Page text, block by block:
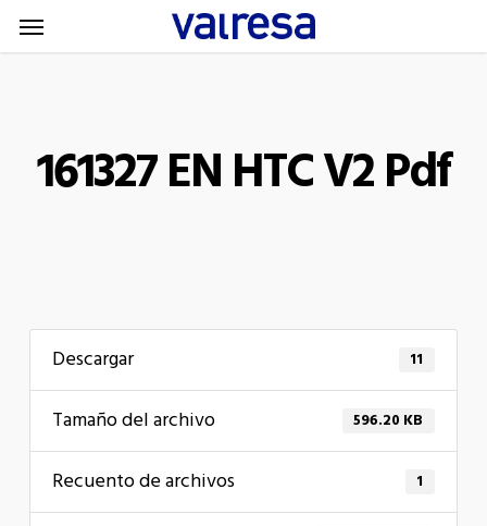
Skip
to
Menu
161327 EN HTC V2 Pdf
Descargar 11
Tamaño del archivo 596.20 KB
Recuento de archivos 1
Menu